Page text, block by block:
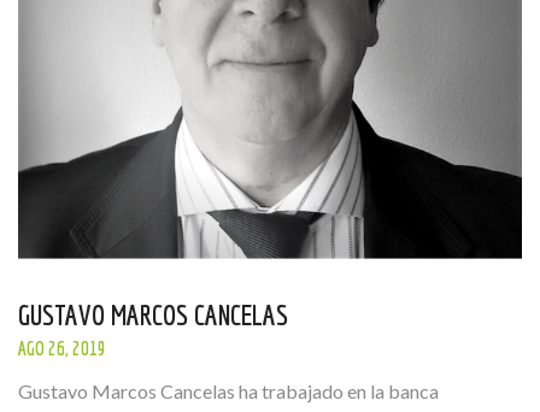
GUSTAVO MARCOS CANCELAS
AGO 26, 2019
Gustavo Marcos Cancelas ha trabajado en la banca